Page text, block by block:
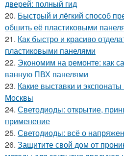
дверей: полный гид
20. Быстрый и лёгкий способ
обшить её пластиковыми
21. Как быстро и красиво
пластиковыми панелями
22. Экономим на ремонте: как
ванную ПВХ панелями
23. Какие выставки и
Москвы
24. Светодиоды: открытие,
применение
25. Светодиоды: всё о
26. Защитите свой дом от